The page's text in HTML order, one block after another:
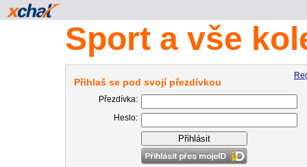
Sport a vše
Přihlaš se pod svojí přezdívkou
Přezdívka:
Heslo: